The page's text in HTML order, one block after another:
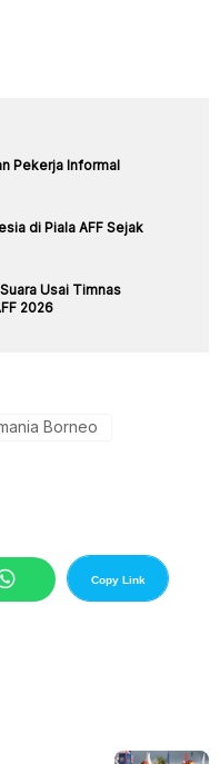
Pekerja Informal
di Piala AFF Sejak
Usai Timnas
2026
Borneo
Copy Link